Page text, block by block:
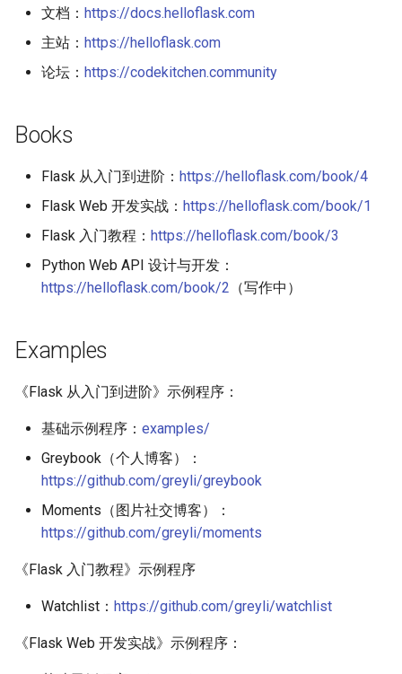
1-6
其他勘误
文档： https://docs.helloflask.com
主站： https://helloflask.com
论坛： https://codekitchen.community
Books
Flask 从入门到进阶： https://helloflask.com/book/4
Flask Web 开发实战： https://helloflask.com/book/1
Flask 入门教程： https://helloflask.com/book/3
Python Web API 设计与开发：
https://helloflask.com/book/2 （写作中）
Examples
《Flask 从入门到进阶》示例程序：
基础示例程序： examples/
Greybook（个人博客）：
https://github.com/greyli/greybook
Moments（图片社交博客）：
https://github.com/greyli/moments
《Flask 入门教程》示例程序
Watchlist： https://github.com/greyli/watchlist
《Flask Web 开发实战》示例程序：